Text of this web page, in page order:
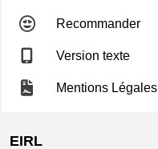
Recommander
Version texte
Mentions Légales
EIRL